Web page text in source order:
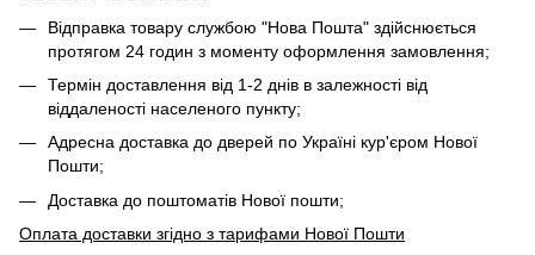
Відправка товару службою "Нова Пошта" здійснюється
протягом 24 годин з моменту оформлення замовлення;
Термін доставлення від 1-2 днів в залежності від
віддаленості населеного пункту;
Адресна доставка до дверей по Україні кур'єром Нової
Пошти;
Доставка до поштоматів Нової пошти;
Оплата доставки згідно з тарифами Нової Пошти